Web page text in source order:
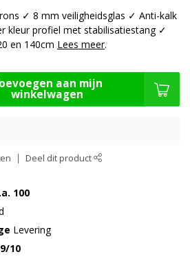
✓ 8 mm veiligheidsglas ✓ Anti-kalk
kleur profiel met stabilisatiestang ✓
en 140cm Lees meer.
aan mijn
winkelwagen
Deel dit product
100
Levering
10